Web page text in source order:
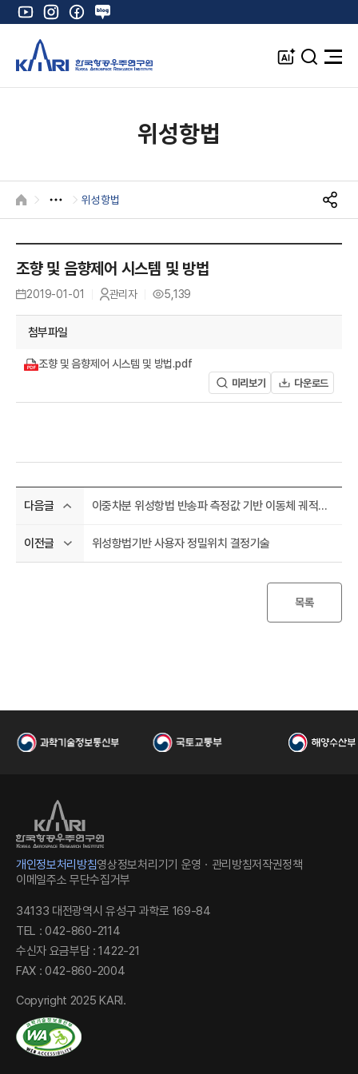
유
튜
인
스
타
그
램
페
이
북
네
이
블
로
K
A
R
I
한
A
검
전
위성항법
HOME 위성항법
S
N
조향 및 음향제어 시스템 및 방법
등
록
2019-01-01
작
성
관리자
조
회
5,139
첨부파일
조향 및 음향제어 시스템 및 방법.pdf
미리보기 다운로드
다음글 이중차분 위성항법 반송파 측정값 기반 이동체 궤적정보와 정밀지도 결합 차로식별 방법
이전글 위성항법기반 사용자 정밀위치 결정기술
목록
개인정보처리방침영상정보처리기기 운영ㆍ관리방침저작권정책
이메일주소 무단수집거부
34133 대전광역시 유성구 과학로 169-84
TEL : 042-860-2114
수신자 요금부담 : 1422-21
FAX : 042-860-2004
Copyright 2025 KARI.